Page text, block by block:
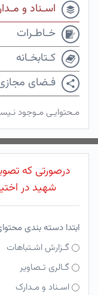
اسـناد و
خـاطـرات
کـتابخـانه
فـضای
مـحتوایـی مـوجود
درصورتی که
شهید در
ابتدا دسته بندی
گـزارش اشـتباهات
گـالری تـصاویر
اسـناد و مـدارک